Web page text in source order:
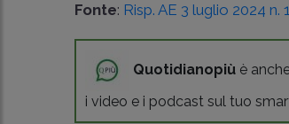
Fonte: Risp. AE 3 luglio 2024 n.
Quotidianopiù è
i video e i podcast sul tuo